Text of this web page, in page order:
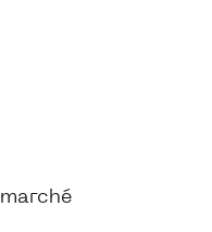
marché